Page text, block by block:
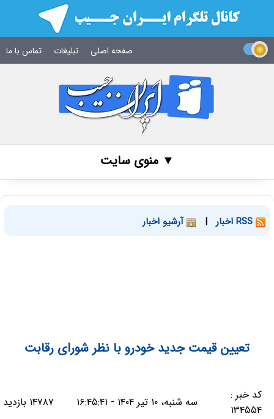
صفحه اصلی تبلیغات تماس با ما
▼ منوی سایت
| آرشیو اخبار
تعیین قیمت جدید خودرو با نظر شورای رقابت
کد خبر :
۱۳۴۵۵۴
سه شنبه، ۱۰ تیر ۱۴۰۴ - ۱۶:۴۵:۴۱ ۱۴۷۸۷ بازدید